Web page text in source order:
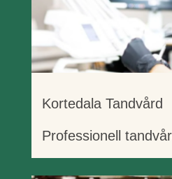
Kortedala Tandvård
Professionell